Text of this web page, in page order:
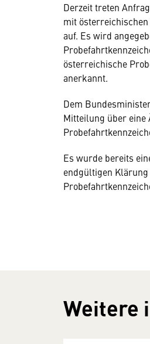
Derzeit treten
mit österreichischen
auf. Es wird
österreichische
anerkannt.
Dem
Mitteilung über eine
Es wurde bereits
endgültigen
Weitere